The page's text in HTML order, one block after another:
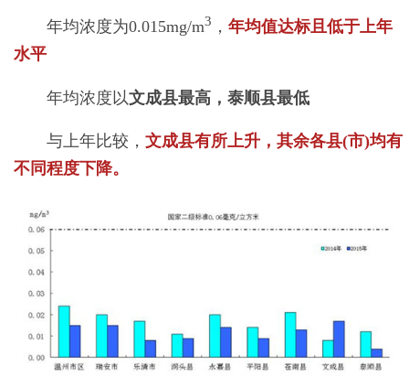
年均浓度为0.015mg/m3 ， 年均值达标且低于上年
水平
年均浓度以文成县最高，泰顺县最低
与上年比较， 文成县有所上升，其余各县(市)均有
不同程度下降。